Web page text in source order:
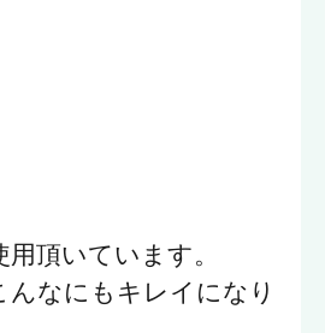
頂いています。
なにもキレイになり